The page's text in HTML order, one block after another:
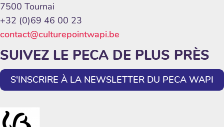
7500 Tournai
+32 (0)69 46 00 23
contact@culturepointwapi.be
SUIVEZ LE PECA DE PLUS PRÈS
S'INSCRIRE À LA NEWSLETTER DU PECA WAPI